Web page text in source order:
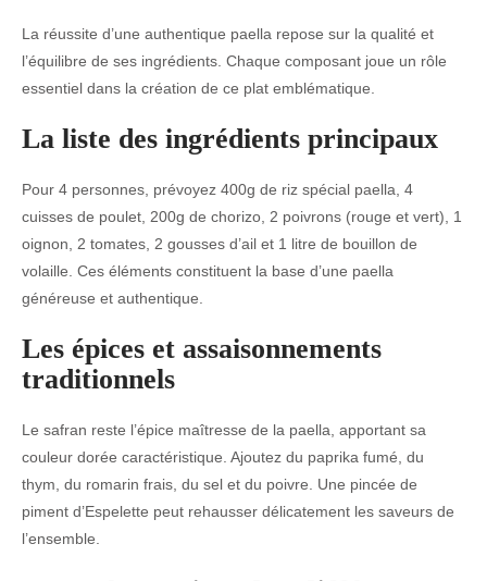
La réussite d’une authentique paella repose sur la qualité et
l’équilibre de ses ingrédients. Chaque composant joue un rôle
essentiel dans la création de ce plat emblématique.
La liste des ingrédients principaux
Pour 4 personnes, prévoyez 400g de riz spécial paella, 4
cuisses de poulet, 200g de chorizo, 2 poivrons (rouge et vert), 1
oignon, 2 tomates, 2 gousses d’ail et 1 litre de bouillon de
volaille. Ces éléments constituent la base d’une paella
généreuse et authentique.
Les épices et assaisonnements
traditionnels
Le safran reste l’épice maîtresse de la paella, apportant sa
couleur dorée caractéristique. Ajoutez du paprika fumé, du
thym, du romarin frais, du sel et du poivre. Une pincée de
piment d’Espelette peut rehausser délicatement les saveurs de
l’ensemble.